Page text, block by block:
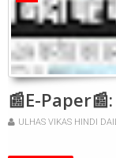
📰E-
ULHAS VIKAS HINDI